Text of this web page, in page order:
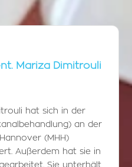
Mariza Dimitrouli
hat sich in der
an der
(MHH)
Außerdem hat sie in
Sie unterhält